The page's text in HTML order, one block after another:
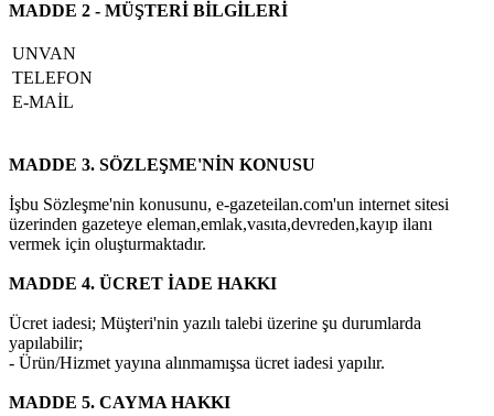
MADDE 2 - MÜŞTERİ BİLGİLERİ
UNVAN
TELEFON
E-MAİL
MADDE 3. SÖZLEŞME'NİN KONUSU
İşbu Sözleşme'nin konusunu, e-gazeteilan.com'un internet sitesi
üzerinden gazeteye eleman,emlak,vasıta,devreden,kayıp ilanı
vermek için oluşturmaktadır.
MADDE 4. ÜCRET İADE HAKKI
Ücret iadesi; Müşteri'nin yazılı talebi üzerine şu durumlarda
yapılabilir;
- Ürün/Hizmet yayına alınmamışsa ücret iadesi yapılır.
MADDE 5. CAYMA HAKKI